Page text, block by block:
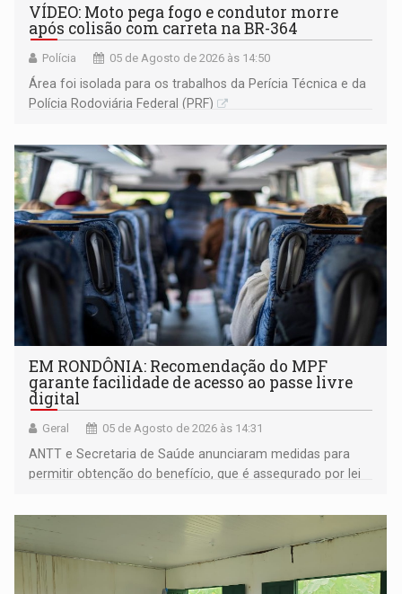
VÍDEO: Moto pega fogo e condutor morre
após colisão com carreta na BR-364
Polícia 05 de Agosto de 2026 às 14:50
Área foi isolada para os trabalhos da Perícia Técnica e da
Polícia Rodoviária Federal (PRF)
EM RONDÔNIA: Recomendação do MPF
garante facilidade de acesso ao passe livre
digital
Geral 05 de Agosto de 2026 às 14:31
ANTT e Secretaria de Saúde anunciaram medidas para
permitir obtenção do benefício, que é assegurado por lei